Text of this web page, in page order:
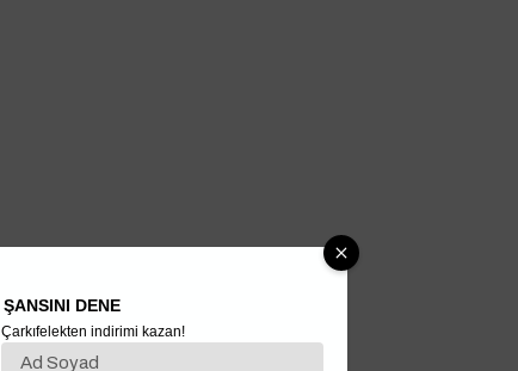
ŞANSINI DENE
Çarkıfelekten indirimi kazan!